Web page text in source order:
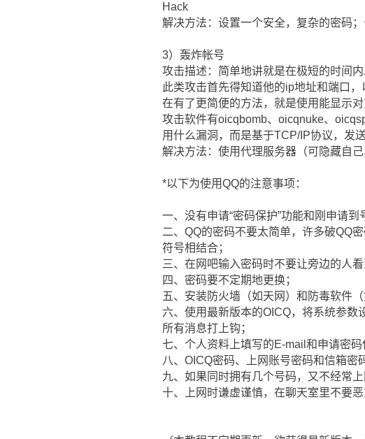
Hack
解决方法：设置一个安全，复杂的密码
3）轰炸帐号
攻击描述：简单地讲就是在极短的时间
此类攻击首先得知道他的ip地址和端口
在有了更简便的方法，就是使用能显示
攻击软件有oicqbomb、oicqnuke、
用什么漏洞，而是基于TCP/IP协议，发
解决方法：使用代理服务器（可隐藏自
*以下为使用QQ的注意事项：
一、没有申请“密码保护”功能和刚申请
二、QQ的密码不要太简单，许多破QQ
符号相结合；
三、在网吧输入密码时不要让旁边的人
四、密码要不定期地更换；
五、安装防火墙（如天网）和防毒软件
六、使用最新版本的OICQ，将系统参
所有消息打上钩；
七、个人资料上填写的E-mail和申请密码
八、OICQ密码、上网账号密码和信箱密
九、如果同时拥有几个号码，又不经常
十、上网时谦虚谨慎，在聊天室里不要